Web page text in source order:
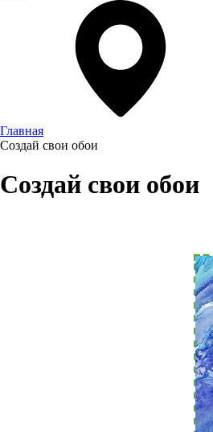
Главная
Создай свои обои
Создай свои обои